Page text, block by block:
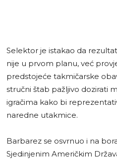
Selektor je istakao da
nije u prvom planu, već
predstojeće takmičarske
stručni štab pažljivo dozirati
igračima kako bi
naredne utakmice.
Barbarez se osvrnuo i na
Sjedinjenim Američkim